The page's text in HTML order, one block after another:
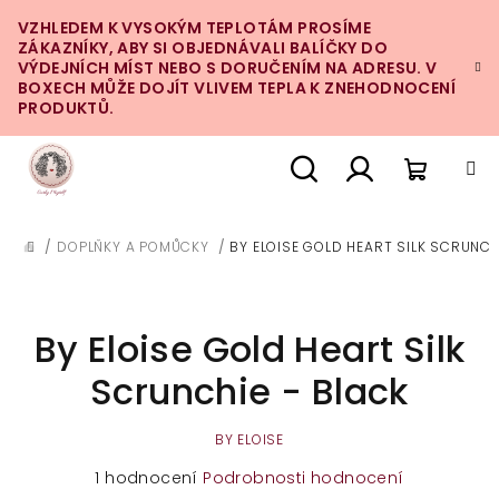
na
obsah
VZHLEDEM K VYSOKÝM TEPLOTÁM PROSÍME
ZÁKAZNÍKY, ABY SI OBJEDNÁVALI BALÍČKY DO
VÝDEJNÍCH MÍST NEBO S DORUČENÍM NA ADRESU. V
BOXECH MŮŽE DOJÍT VLIVEM TEPLA K ZNEHODNOCENÍ
PRODUKTŮ.
DOMŮ
/ DOPLŇKY A POMŮCKY / BY ELOISE GOLD HEART SILK
By Eloise Gold Heart Silk
Scrunchie - Black
BY ELOISE
Průměrné
1 hodnocení Podrobnosti hodnocení